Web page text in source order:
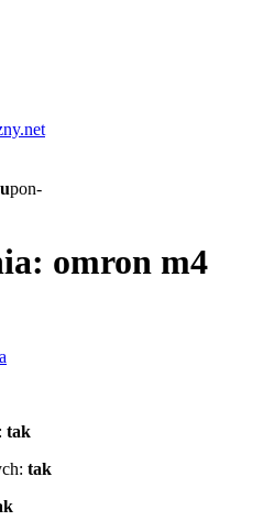
pon-
omron m4
tak
tak